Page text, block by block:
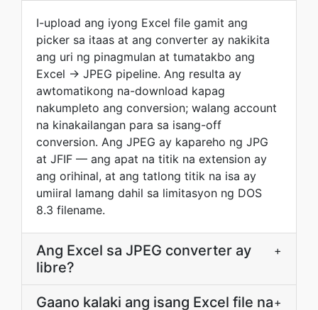
I-upload ang iyong Excel file gamit ang
picker sa itaas at ang converter ay nakikita
ang uri ng pinagmulan at tumatakbo ang
Excel → JPEG pipeline. Ang resulta ay
awtomatikong na-download kapag
nakumpleto ang conversion; walang account
na kinakailangan para sa isang-off
conversion. Ang JPEG ay kapareho ng JPG
at JFIF — ang apat na titik na extension ay
ang orihinal, at ang tatlong titik na isa ay
umiiral lamang dahil sa limitasyon ng DOS
8.3 filename.
Ang Excel sa JPEG converter ay
libre?
+
Gaano kalaki ang isang Excel file na+